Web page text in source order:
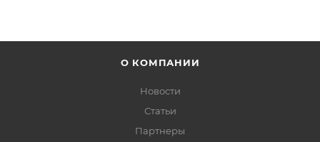
О КОМПАНИИ
Новости
Статьи
Партнеры